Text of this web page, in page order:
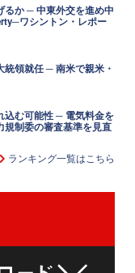
るか ─ 中東外交を進め中
ワシントン・レポー
領就任 ─ 南米で親米・
込む可能性 ─ 電気料金を
規制委の審査基準を見直
ランキング一覧はこちら